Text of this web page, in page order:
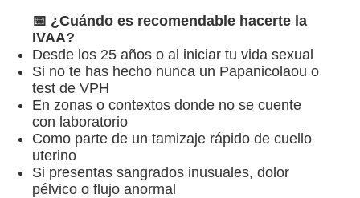
Productos
Blog
Eventos
Contáctame
📅 ¿Cuándo es recomendable hacerte la
IVAA?
Desde los 25 años o al iniciar tu vida sexual
Si no te has hecho nunca un Papanicolaou o
test de VPH
En zonas o contextos donde no se cuente
con laboratorio
Como parte de un tamizaje rápido de cuello
uterino
Si presentas sangrados inusuales, dolor
pélvico o flujo anormal